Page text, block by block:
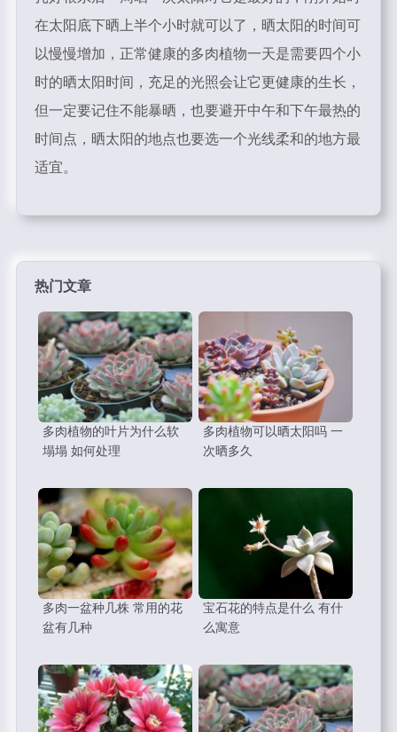
在太阳底下晒上半个小时就可以了，晒太阳的时间可
以慢慢增加，正常健康的多肉植物一天是需要四个小
时的晒太阳时间，充足的光照会让它更健康的生长，
但一定要记住不能暴晒，也要避开中午和下午最热的
时间点，晒太阳的地点也要选一个光线柔和的地方最
适宜。
热门文章
多肉植物的叶片为什么软
塌塌 如何处理
多肉植物可以晒太阳吗 一
次晒多久
多肉一盆种几株 常用的花
盆有几种
宝石花的特点是什么 有什
么寓意